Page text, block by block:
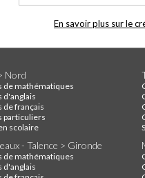
En savoir plus sur le
Nord
de mathématiques
d'anglais
de français
particuliers
scolaire
- Talence > Gironde
de mathématiques
d'anglais